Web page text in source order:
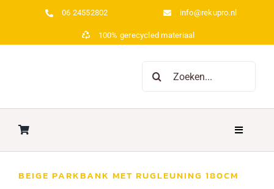
06 24552802 info@rekupro.nl
100% gerecycled materiaal
naar:
Toggle
BEIGE PARKBANK MET RUGLEUNING 180CM